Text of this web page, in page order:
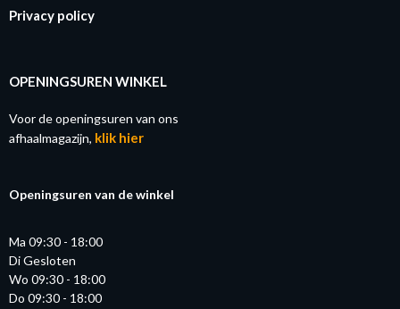
Privacy policy
OPENINGSUREN WINKEL
Voor de openingsuren van ons
afhaalmagazijn, klik hier
Openingsuren van de winkel
Ma 09:30 - 18:00
Di Gesloten
Wo 09:30 - 18:00
Do 09:30 - 18:00